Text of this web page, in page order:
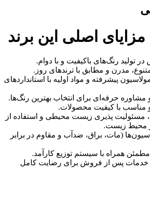
اصلی این برند
تولید رنگ‌های باکیفیت و با دوام.
مدرن و مطابق با ترندهای روز.
پیشرفته و مواد اولیه با استانداردهای
مشاوره حرفه‌ای برای انتخاب بهترین رنگ‌ها.
مناسب با کیفیت محصولات.
مسئولیت‌ پذیری زیست‌ محیطی و استفاده از
محیط‌ زیست.
(مات، براق، ضدآب و مقاوم در برابر
همراه با سیستم توزیع کارآمد.
و خدمات پس از فروش برای رضایت کامل